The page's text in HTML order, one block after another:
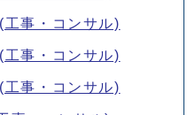
事・コンサル)
事・コンサル)
事・コンサル)